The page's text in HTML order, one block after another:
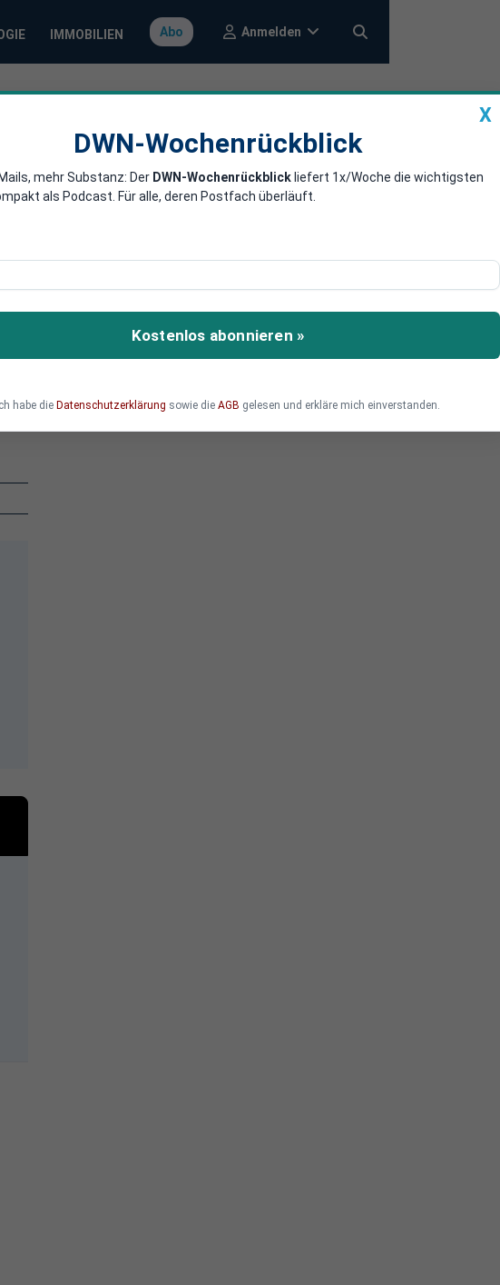
IMMOBILIEN Abo Anmelden
plante nie eine
der Nato in Fragen der
zu keinem Zeitpunkt
Doch die französischen
X
DWN-Wochenrückblick
mehr Substanz: Der DWN-Wochenrückblick liefert 1x/Woche die wichtigsten
als Podcast. Für alle, deren Postfach überläuft.
Kostenlos abonnieren »
Ich habe die Datenschutzerklärung sowie die AGB gelesen und erkläre mich einverstanden.